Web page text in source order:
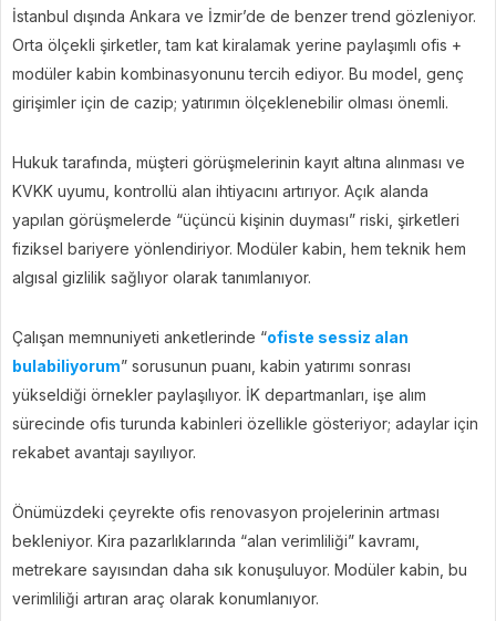
İstanbul dışında Ankara ve İzmir’de de benzer trend gözleniyor.
Orta ölçekli şirketler, tam kat kiralamak yerine paylaşımlı ofis +
modüler kabin kombinasyonunu tercih ediyor. Bu model, genç
girişimler için de cazip; yatırımın ölçeklenebilir olması önemli.
Hukuk tarafında, müşteri görüşmelerinin kayıt altına alınması ve
KVKK uyumu, kontrollü alan ihtiyacını artırıyor. Açık alanda
yapılan görüşmelerde “üçüncü kişinin duyması” riski, şirketleri
fiziksel bariyere yönlendiriyor. Modüler kabin, hem teknik hem
algısal gizlilik sağlıyor olarak tanımlanıyor.
Çalışan memnuniyeti anketlerinde “ofiste sessiz alan
bulabiliyorum” sorusunun puanı, kabin yatırımı sonrası
yükseldiği örnekler paylaşılıyor. İK departmanları, işe alım
sürecinde ofis turunda kabinleri özellikle gösteriyor; adaylar için
rekabet avantajı sayılıyor.
Önümüzdeki çeyrekte ofis renovasyon projelerinin artması
bekleniyor. Kira pazarlıklarında “alan verimliliği” kavramı,
metrekare sayısından daha sık konuşuluyor. Modüler kabin, bu
verimliliği artıran araç olarak konumlanıyor.